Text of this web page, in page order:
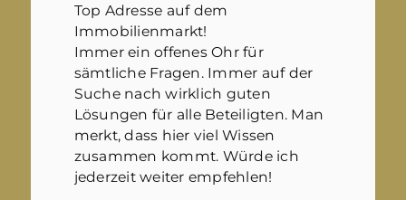
Top Adresse auf dem
Immobilienmarkt!
Immer ein offenes Ohr für
sämtliche Fragen. Immer auf der
Suche nach wirklich guten
Lösungen für alle Beteiligten. Man
merkt, dass hier viel Wissen
zusammen kommt. Würde ich
jederzeit weiter empfehlen!